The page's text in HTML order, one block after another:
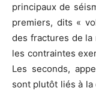
principaux de
premiers, dits «
des fractures de
les contraintes
Les seconds,
sont plutôt liés à